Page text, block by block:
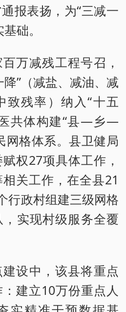
报表扬，为“三减一
础。
万减残工程号召，
”（减盐、减油、减
致残率）纳入“十五
共体构建“县—乡—
网格体系。县卫健局
权27项具体工作，
关工作，在全县21
行政村组建三级网格
实现村级服务全覆
设中，该县将重点
建立10万份重点人